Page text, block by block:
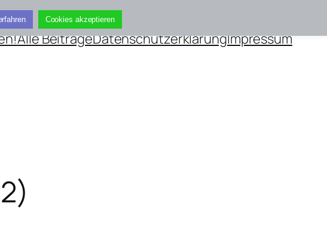
Alle BeiträgeDatenschutzerklärungImpressum
Cookies akzeptieren